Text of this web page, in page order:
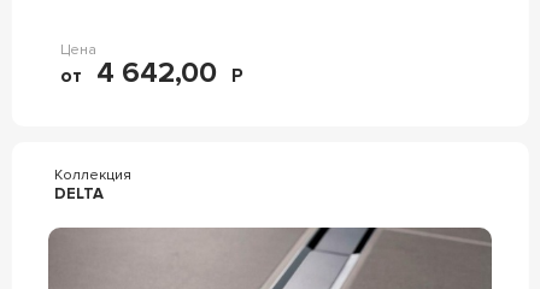
Цена
от 4 642,00 Р
Коллекция
DELTA